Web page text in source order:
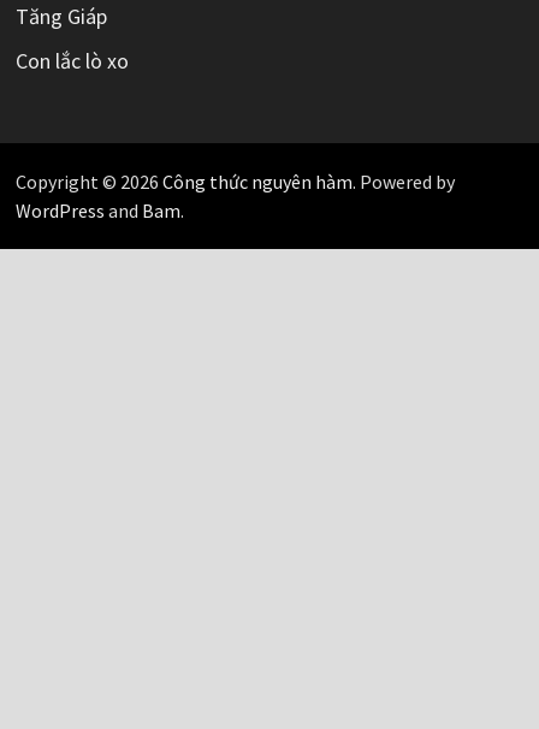
Tăng Giáp
Con lắc lò xo
Copyright © 2026 Công thức nguyên hàm. Powered by
WordPress and Bam.